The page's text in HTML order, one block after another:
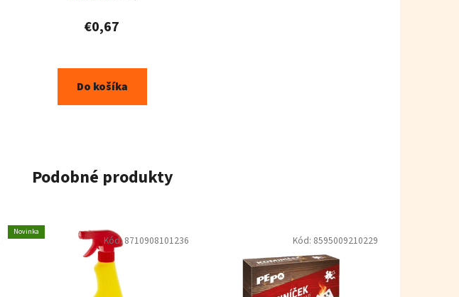
€0,67
Do košíka
Podobné produkty
Novinka
Kód:8710908101236 Kód: 8595009210229